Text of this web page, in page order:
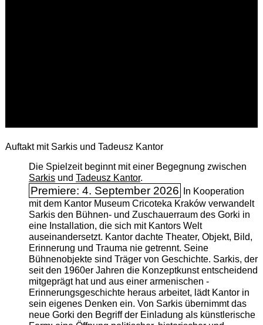
Auftakt mit Sarkis und Tadeusz Kantor
Die Spielzeit beginnt mit einer Begegnung zwischen
Sarkisund Tadeusz Kantor.
Premiere: 4. September 2026
In Kooperation
mit dem Kantor Museum Cricoteka Kraków verwandelt
Sarkis den Bühnen- und Zuschauerraum des Gorki in
eine Installation, die sich mit Kantors Welt
auseinandersetzt. Kantor dachte Theater, Objekt, Bild,
Erinnerung und Trauma nie getrennt. Seine
Bühnenobjekte sind Träger von Geschichte. Sarkis, der
seit den 1960er Jahren die Konzeptkunst entscheidend
mitgeprägt hat und aus einer armenischen ­
Erinnerungsgeschichte heraus arbeitet, lädt Kantor in
sein eigenes Denken ein. Von Sarkis übernimmt das
neue Gorki den Begriff der Einladung als künstlerische